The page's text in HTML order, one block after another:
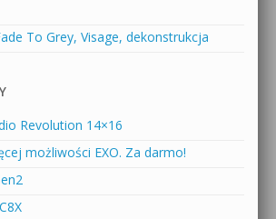
To Grey, Visage, dekonstrukcja
Revolution 14×16
możliwości EXO. Za darmo!